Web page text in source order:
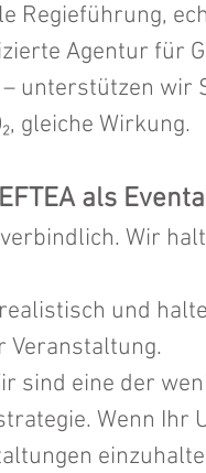
Regieführung,
Agentur für
– unterstützen
gleiche Wirkung.
als
Wir
und
Veranstaltung.
sind eine der
Wenn Ihr